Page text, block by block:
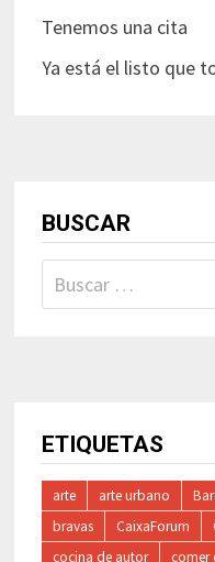
Tenemos una cita
Ya está el listo que
BUSCAR
Buscar:
ETIQUETAS
arte arte urbano
bravas
CaixaForum
cocina de autor
comer